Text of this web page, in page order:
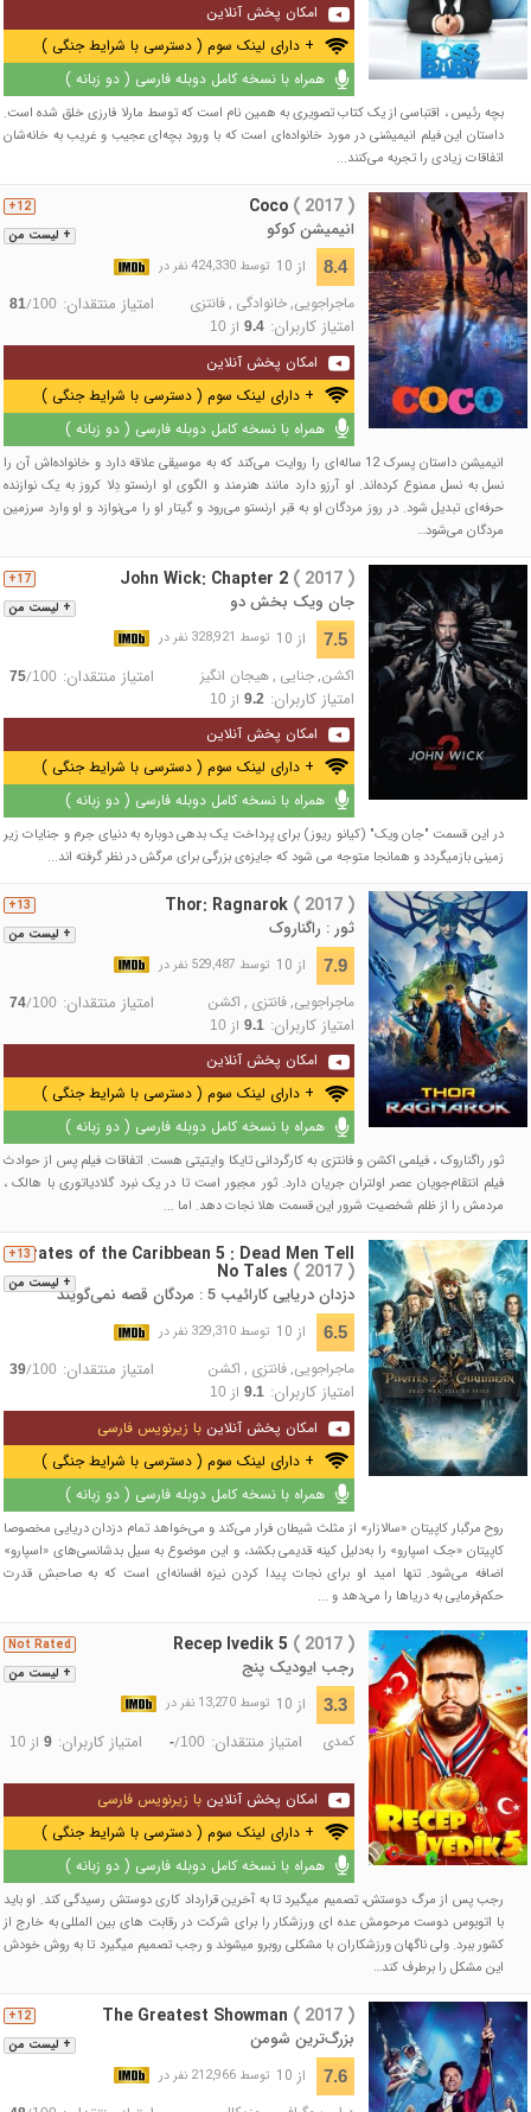
امکان پخش آنلاین
+ دارای لینک سوم ( دسترسی با شرایط جنگی )
همراه با نسخه کامل دوبله فارسی ( دو زبانه )
بچه رئیس ، اقتباسی از یک کتاب تصویری به همین نام است که توسط مارلا فارزی خلق شده است.
داستان این فیلم انیمیشنی در مورد خانواده‌ای است که با ورود بچه‌ای عجیب و غریب به خانه‌شان
اتفاقات زیادی را تجربه می‌کنند...
+ لیست من
12+ Coco ( 2017 )
انیمیشن کوکو
8.4 از 10 توسط 424,330 نفر در
ماجراجویی,خانوادگی ,فانتزی امتیاز منتقدان: 81/100
امتیاز کاربران: 9.4از 10
امکان پخش آنلاین
+ دارای لینک سوم ( دسترسی با شرایط جنگی )
همراه با نسخه کامل دوبله فارسی ( دو زبانه )
انیمیشن داستان پسرک 12 ساله‌ای را روایت می‌کند که به موسیقی علاقه دارد و خانواده‌اش آن را
نسل به نسل ممنوع کرده‌اند. او آرزو دارد مانند هنرمند و الگوی او ارنستو دِلا کروز به یک نوازنده
حرفه‌ای تبدیل شود. در روز مردگان او به قبر ارنستو می‌رود و گیتار او را می‌نوازد و او وارد سرزمین
مردگان می‌شود…
+ لیست من
17+ John Wick: Chapter 2 ( 2017 )
جان ویک بخش دو
7.5 از 10 توسط 328,921 نفر در
اکشن, جنایی , هیجان انگیز امتیاز منتقدان: 75/100
امتیاز کاربران: 9.2از 10
امکان پخش آنلاین
+ دارای لینک سوم ( دسترسی با شرایط جنگی )
همراه با نسخه کامل دوبله فارسی ( دو زبانه )
در این قسمت "جان ویک" (کیانو ریوز) برای پرداخت یک بدهی دوباره به دنیای جرم و جنایات زیر
زمینی بازمیگردد و همانجا متوجه می شود که جایزه‌ی بزرگی برای مرگش در نظر گرفته اند...
+ لیست من
13+ Thor: Ragnarok ( 2017 )
ثور : راگناروک
7.9 از 10 توسط 529,487 نفر در
ماجراجویی,فانتزی , اکشن امتیاز منتقدان: 74/100
امتیاز کاربران: 9.1از 10
امکان پخش آنلاین
+ دارای لینک سوم ( دسترسی با شرایط جنگی )
همراه با نسخه کامل دوبله فارسی ( دو زبانه )
ثور راگناروک ، فیلمی اکشن و فانتزی به کارگردانی تایکا وایتیتی هست. اتفاقات فیلم پس از حوادث
فیلم انتقام‌جویان عصر اولتران جریان دارد. ثور مجبور است تا در یک نبرد گلادیاتوری با هالک ،
مردمش را از ظلم شخصیت شرور این قسمت هلا نجات دهد. اما ...
+ لیست من
13+
Pirates of the Caribbean 5 : Dead Men Tell
No Tales ( 2017 )
دزدان دریایی کارائیب 5 : مردگان قصه نمی‌گویند
6.5 از 10 توسط 329,310 نفر در
ماجراجویی,فانتزی , اکشن امتیاز منتقدان: 39/100
امتیاز کاربران: 9.1از 10
امکان پخش آنلاین با زیرنویس فارسی
+ دارای لینک سوم ( دسترسی با شرایط جنگی )
همراه با نسخه کامل دوبله فارسی ( دو زبانه )
روح مرگبار کاپیتان «سالازار» از مثلث شیطان فرار می‌کند و می‌خواهد تمام دزدان دریایی مخصوصا
کاپیتان «جک اسپارو» را به‌دلیل کینه قدیمی بکشد، و این موضوع به سیل بدشانسی‌های «اسپارو»
اضافه می‌شود. تنها امید او برای نجات پیدا کردن نیزه افسانه‌ای است که به صاحبش قدرت
حکم‌فرمایی به دریاها را می‌دهد و ...
+ لیست من
Not Rated Recep Ivedik 5 ( 2017 )
رجب ایودیک پنج
3.3 از 10 توسط 13,270 نفر در
کمدی امتیاز منتقدان: -/100 امتیاز کاربران: 9از 10
امکان پخش آنلاین با زیرنویس فارسی
+ دارای لینک سوم ( دسترسی با شرایط جنگی )
همراه با نسخه کامل دوبله فارسی ( دو زبانه )
رجب پس از مرگ دوستش، تصمیم میگیرد تا به آخرین قرارداد کاری دوستش رسیدگی کند. او باید
با اتوبوس دوست مرحومش عده ای ورزشکار را برای شرکت در رقابت های بین المللی به خارج از
کشور ببرد. ولی ناگهان ورزشکاران با مشکلی روبرو میشوند و رجب تصمیم میگیرد تا به روش خودش
این مشکل را برطرف کند…
+ لیست من
12+ The Greatest Showman ( 2017 )
بزرگ‌ترین شومن
7.6 از 10 توسط 212,966 نفر در